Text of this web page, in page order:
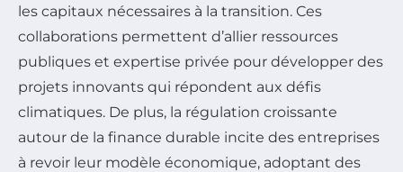
les capitaux nécessaires à la transition. Ces
collaborations permettent d’allier ressources
publiques et expertise privée pour développer des
projets innovants qui répondent aux défis
climatiques. De plus, la régulation croissante
autour de la finance durable incite des entreprises
à revoir leur modèle économique, adoptant des